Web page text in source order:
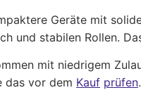
Geräte mit
und stabilen Rollen.
mit niedrigem
das vor dem Kauf prüfen